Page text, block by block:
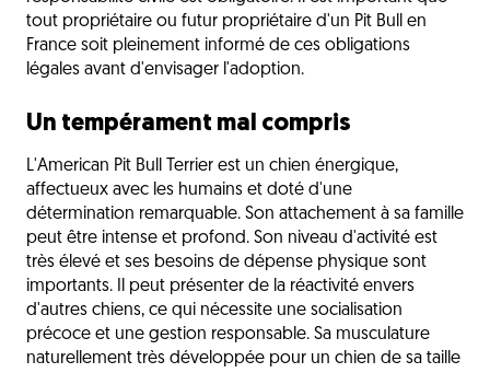
tout propriétaire ou futur propriétaire d'un Pit Bull en
France soit pleinement informé de ces obligations
légales avant d'envisager l'adoption.
Un tempérament mal compris
L'American Pit Bull Terrier est un chien énergique,
affectueux avec les humains et doté d'une
détermination remarquable. Son attachement à sa famille
peut être intense et profond. Son niveau d'activité est
très élevé et ses besoins de dépense physique sont
importants. Il peut présenter de la réactivité envers
d'autres chiens, ce qui nécessite une socialisation
précoce et une gestion responsable. Sa musculature
naturellement très développée pour un chien de sa taille